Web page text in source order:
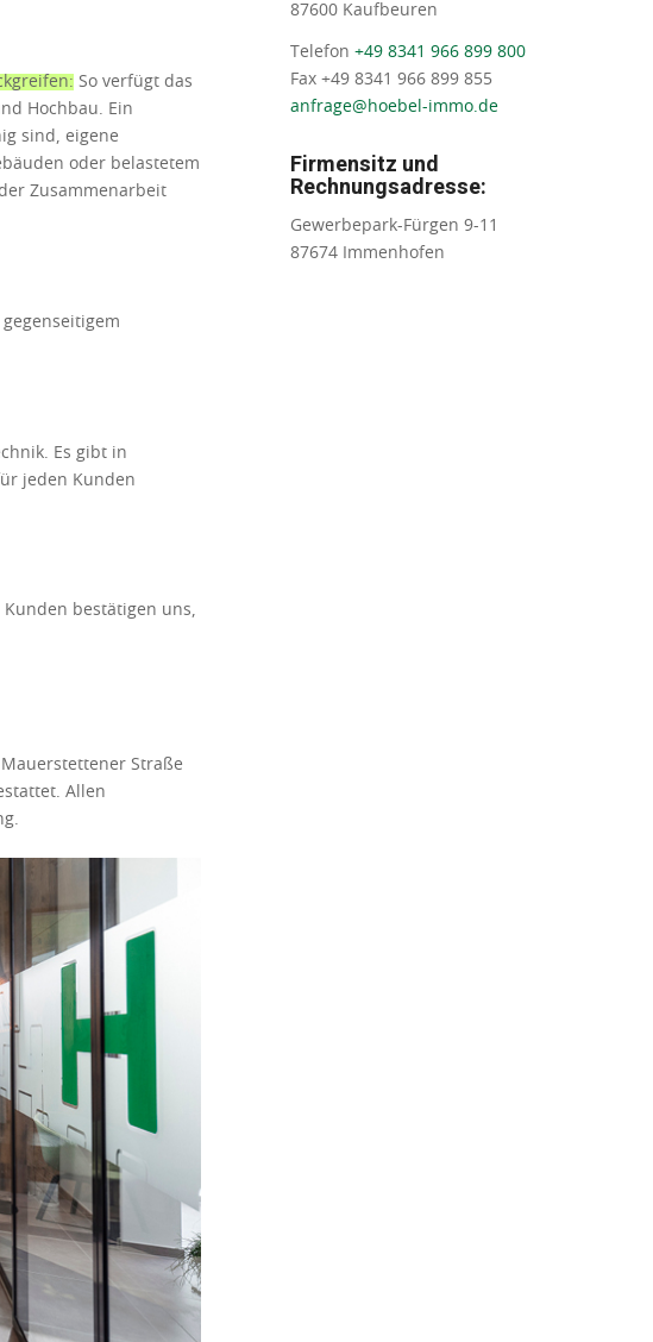
So verfügt das
Hochbau. Ein
sind, eigene
oder belastetem
Zusammenarbeit
Es gibt in
jeden Kunden
bestätigen uns,
Straße
Allen
87600 Kaufbeuren
Telefon +49 8341 966 899 800
Fax +49 8341 966 899 855
anfrage@hoebel-immo.de
Firmensitz und
Rechnungsadresse:
Gewerbepark-Fürgen 9-11
87674 Immenhofen